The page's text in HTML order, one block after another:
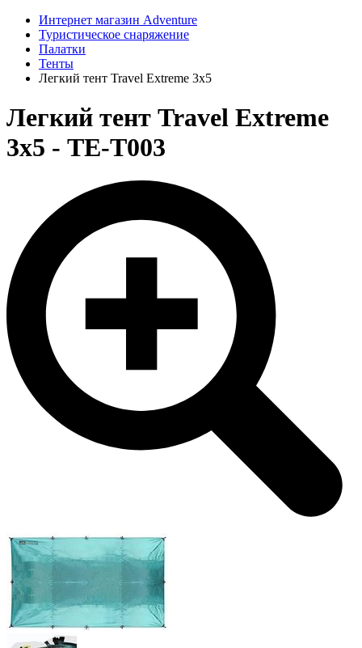
Интернет магазин Adventure
Туристическое снаряжение
Палатки
Тенты
Легкий тент Travel Extreme 3х5
Легкий тент Travel Extreme
3х5 - ТЕ-Т003